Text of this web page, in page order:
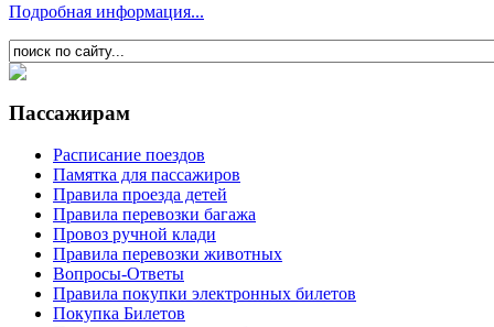
Подробная информация...
Пассажирам
Расписание поездов
Памятка для пассажиров
Правила проезда детей
Правила перевозки багажа
Провоз ручной клади
Правила перевозки животных
Вопросы-Ответы
Правила покупки электронных билетов
Покупка Билетов